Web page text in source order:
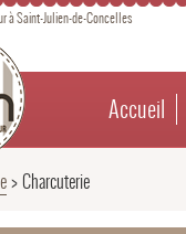
à Saint-Julien-de-Concelles
Accueil
> Charcuterie